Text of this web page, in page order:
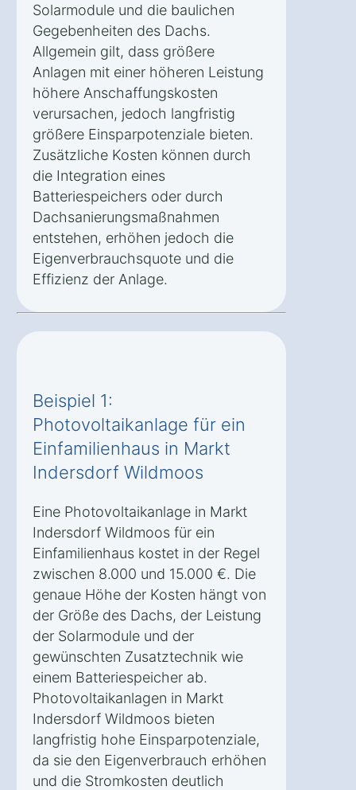
Solarmodule und die baulichen
Gegebenheiten des Dachs.
Allgemein gilt, dass größere
Anlagen mit einer höheren Leistung
höhere Anschaffungskosten
verursachen, jedoch langfristig
größere Einsparpotenziale bieten.
Zusätzliche Kosten können durch
die Integration eines
Batteriespeichers oder durch
Dachsanierungsmaßnahmen
entstehen, erhöhen jedoch die
Eigenverbrauchsquote und die
Effizienz der Anlage.
Beispiel 1:
Photovoltaikanlage für ein
Einfamilienhaus in Markt
Indersdorf Wildmoos
Eine Photovoltaikanlage in Markt
Indersdorf Wildmoos für ein
Einfamilienhaus kostet in der Regel
zwischen 8.000 und 15.000 €. Die
genaue Höhe der Kosten hängt von
der Größe des Dachs, der Leistung
der Solarmodule und der
gewünschten Zusatztechnik wie
einem Batteriespeicher ab.
Photovoltaikanlagen in Markt
Indersdorf Wildmoos bieten
langfristig hohe Einsparpotenziale,
da sie den Eigenverbrauch erhöhen
und die Stromkosten deutlich